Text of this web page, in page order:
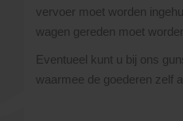
vervoer moet worden
wagen gereden moet
Eventueel kunt u bij ons
waarmee de goederen zelf